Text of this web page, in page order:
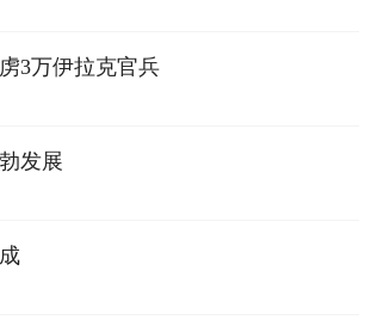
3万伊拉克官兵
发展